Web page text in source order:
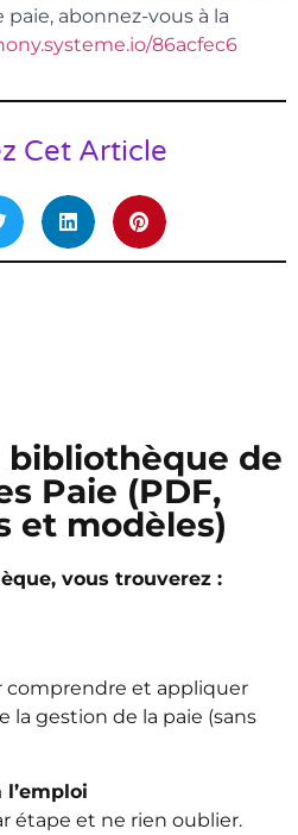
abonnez-vous à la
86acfec6
Cet Article
bibliothèque de
Paie (PDF,
et modèles)
vous trouverez :
comprendre et appliquer
la gestion de la paie (sans
étape et ne rien oublier.